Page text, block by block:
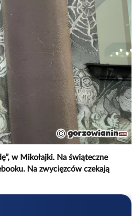
w Mikołajki. Na świąteczne
Na zwycięzców czekają